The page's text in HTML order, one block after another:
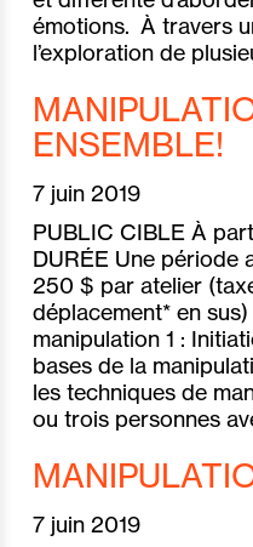
émotions. À travers
l’exploration de
ENSEMBLE!
7 juin 2019
PUBLIC CIBLE À
DURÉE Une période
250 $ par atelier
déplacement* en
manipulation 1 :
bases de la
les techniques de
ou trois personnes
7 juin 2019